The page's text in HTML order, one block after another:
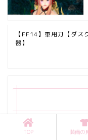
【FF14】軍用刀【ダス
器】
TOP 装備の